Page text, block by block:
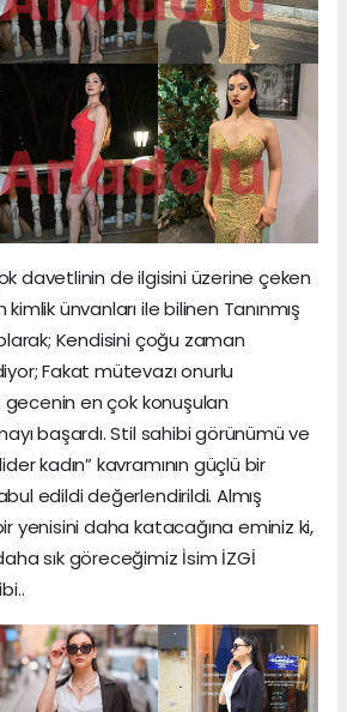
davetlinin de ilgisini üzerine çeken
ünvanları ile bilinen Tanınmış
Kendisini çoğu zaman
Fakat mütevazı onurlu
gecenin en çok konuşulan
başardı. Stil sahibi görünümü ve
kadın” kavramının güçlü bir
edildi değerlendirildi. Almış
yenisini daha katacağına eminiz ki,
sık göreceğimiz İsim İZGİ